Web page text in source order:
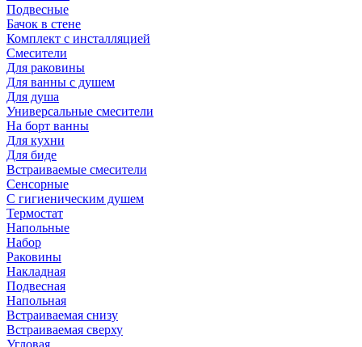
Подвесные
Бачок в стене
Комплект с инсталляцией
Смесители
Для раковины
Для ванны с душем
Для душа
Универсальные смесители
На борт ванны
Для кухни
Для биде
Встраиваемые смесители
Сенсорные
С гигиеническим душем
Термостат
Напольные
Набор
Раковины
Накладная
Подвесная
Напольная
Встраиваемая снизу
Встраиваемая сверху
Угловая